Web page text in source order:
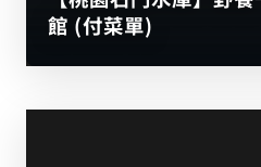
館 (付菜單)